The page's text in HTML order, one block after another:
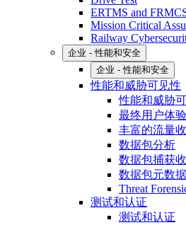
ERTMS and
Mission Critical
Railway
企业 - 性能和安全
企业 - 性能和安全
性能和威胁可见性
性能和威胁
最终用户体验
丰富的流量
数据包分析
数据包捕获
数据包元数
Threat
测试和认证
测试和认证